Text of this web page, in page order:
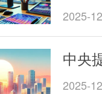
2025-
中央
2025-